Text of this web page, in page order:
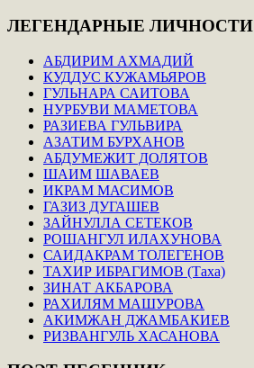
ЛЕГЕНДАРНЫЕ ЛИЧНОСТИ
АБДИРИМ АХМАДИЙ
КУДДУС КУЖАМЬЯРОВ
ГУЛЬНАРА САИТОВА
НУРБУВИ МАМЕТОВА
РАЗИЕВА ГУЛЬВИРА
АЗАТИМ БУРХАНОВ
АБДУМЕЖИТ ДОЛЯТОВ
ШАИМ ШАВАЕВ
ИКРАМ МАСИМОВ
ГАЗИЗ ДУГАШЕВ
ЗАЙНУЛЛА СЕТЕКОВ
РОШАНГУЛ ИЛАХУНОВА
САИДАКРАМ ТОЛЕГЕНОВ
ТАХИР ИБРАГИМОВ (Таха)
ЗИНАТ АКБАРОВА
РАХИЛЯМ МАШУРОВА
АКИМЖАН ДЖАМБАКИЕВ
РИЗВАНГУЛЬ ХАСАНОВА